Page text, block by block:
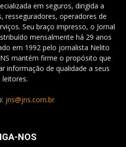
em seguros, dirigida a
resseguradores, operadores de
Seu braço impresso, o Jornal
mensalmente há 29 anos
em 1992 pelo jornalista Nelito
mantém firme o propósito que
informação de qualidade a seus
leitores.
jns@jns.com.br
NOS